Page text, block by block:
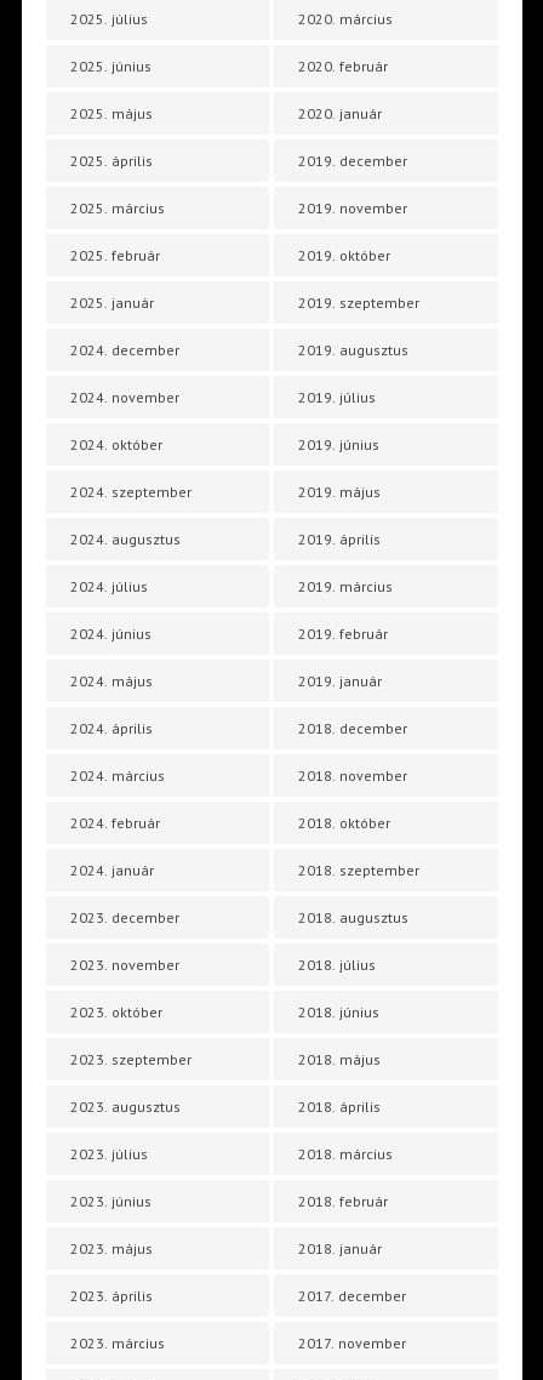
2025. július
2025. június
2025. május
2025. április
2025. március
2025. február
2025. január
2024. december
2024. november
2024. október
2024. szeptember
2024. augusztus
2024. július
2024. június
2024. május
2024. április
2024. március
2024. február
2024. január
2023. december
2023. november
2023. október
2023. szeptember
2023. augusztus
2023. július
2023. június
2023. május
2023. április
2023. március
2020. március
2020. február
2020. január
2019. december
2019. november
2019. október
2019. szeptember
2019. augusztus
2019. július
2019. június
2019. május
2019. április
2019. március
2019. február
2019. január
2018. december
2018. november
2018. október
2018. szeptember
2018. augusztus
2018. július
2018. június
2018. május
2018. április
2018. március
2018. február
2018. január
2017. december
2017. november